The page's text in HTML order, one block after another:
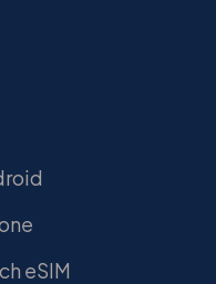
eSIM